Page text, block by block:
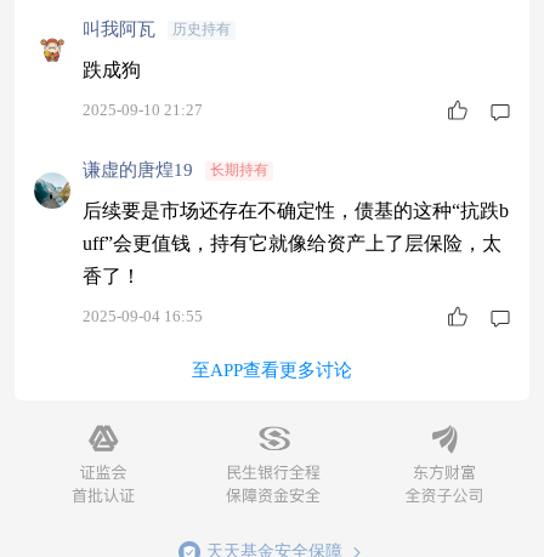
叫我阿瓦 历史持有
跌成狗
2025-09-10 21:27
谦虚的唐煌19 长期持有
后续要是市场还存在不确定性，债基的这种“抗跌b
uff”会更值钱，持有它就像给资产上了层保险，太
香了！
2025-09-04 16:55
至APP查看更多讨论
天天基金安全保障